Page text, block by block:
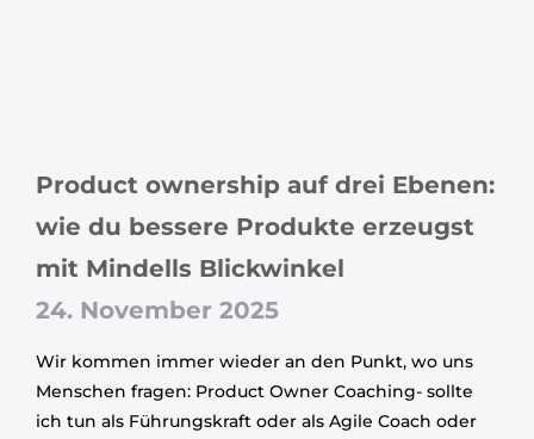
Product ownership auf drei Ebenen:
wie du bessere Produkte erzeugst
mit Mindells Blickwinkel
24. November 2025
Wir kommen immer wieder an den Punkt, wo uns
Menschen fragen: Product Owner Coaching- sollte
ich tun als Führungskraft oder als Agile Coach oder